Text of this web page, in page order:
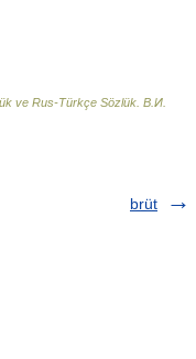
ve Rus-Türkçe Sözlük В.И.
brüt